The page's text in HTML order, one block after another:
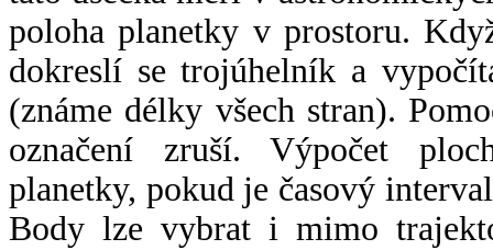
poloha planetky v prostoru.
dokreslí se trojúhelník a
(známe délky všech stran).
označení zruší. Výpočet
planetky, pokud je časový
Body lze vybrat i mimo